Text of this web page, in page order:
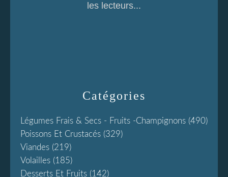
Catégories
Légumes Frais & Secs - Fruits -champignons (490)
Poissons Et Crustacés (329)
Viandes (219)
Volailles (185)
Desserts Et Fruits (142)
les lecteurs...